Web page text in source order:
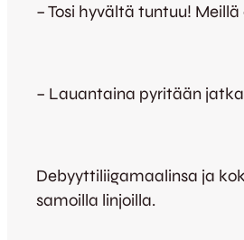
– Tosi hyvältä tuntuu!
– Lauantaina pyritään
Debyyttiliigamaalinsa ja
samoilla linjoilla.